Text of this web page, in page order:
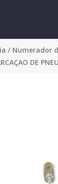
/ Numerador
DE